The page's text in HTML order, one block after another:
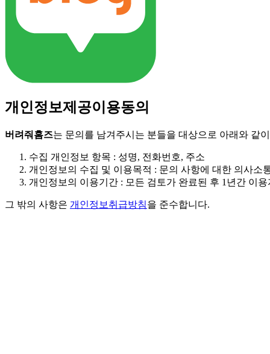
개인정보제공이용동의
버려줘홈즈는 문의를 남겨주시는 분들을 대상으로 아래와 같
수집 개인정보 항목 : 성명, 전화번호, 주소
개인정보의 수집 및 이용목적 : 문의 사항에 대한 의사소
개인정보의 이용기간 : 모든 검토가 완료된 후 1년간 이
그 밖의 사항은 개인정보취급방침을 준수합니다.